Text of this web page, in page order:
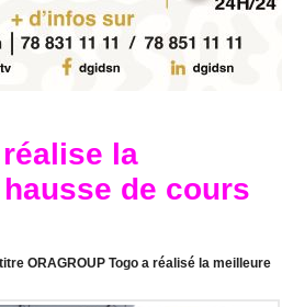
réalise la
de cours
ORAGROUP Togo a réalisé la meilleure